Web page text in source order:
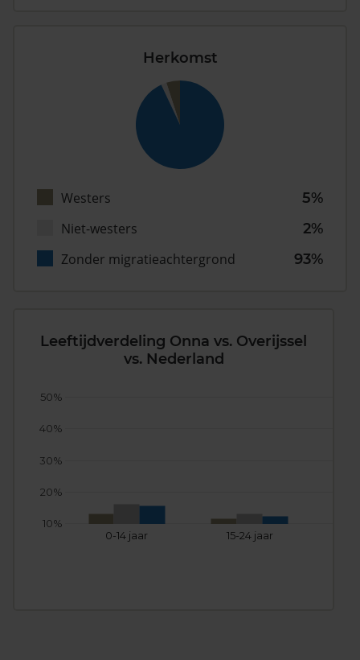
Herkomst
Westers
5%
Niet-westers
2%
Zonder migratieachtergrond
93%
Leeftijdverdeling Onna vs. Overijssel
vs. Nederland
0-14 jaar 15-24 jaar
10%
20%
30%
40%
50%